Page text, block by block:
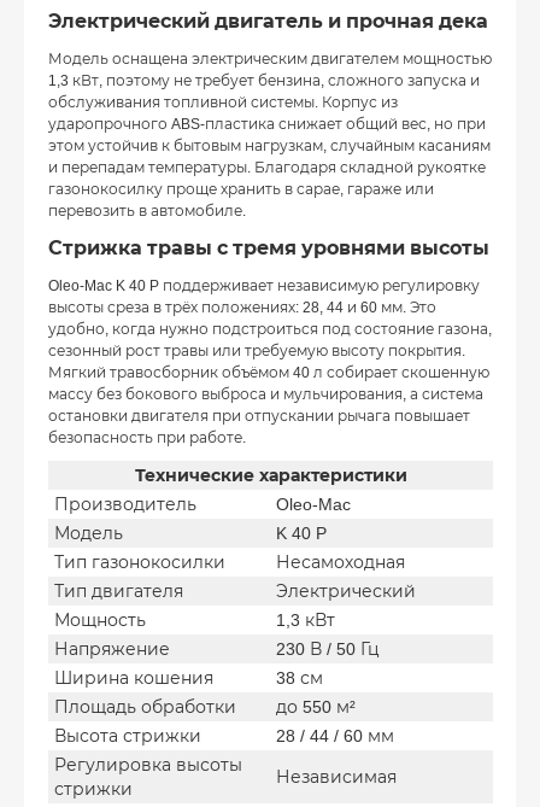
Электрический двигатель и прочная дека
Модель оснащена электрическим двигателем мощностью
1,3 кВт, поэтому не требует бензина, сложного запуска и
обслуживания топливной системы. Корпус из
ударопрочного ABS-пластика снижает общий вес, но при
этом устойчив к бытовым нагрузкам, случайным касаниям
и перепадам температуры. Благодаря складной рукоятке
газонокосилку проще хранить в сарае, гараже или
перевозить в автомобиле.
Стрижка травы с тремя уровнями высоты
Oleo-Mac K 40 P поддерживает независимую регулировку
высоты среза в трёх положениях: 28, 44 и 60 мм. Это
удобно, когда нужно подстроиться под состояние газона,
сезонный рост травы или требуемую высоту покрытия.
Мягкий травосборник объёмом 40 л собирает скошенную
массу без бокового выброса и мульчирования, а система
остановки двигателя при отпускании рычага повышает
безопасность при работе.
Технические характеристики
Производитель
Oleo-Mac
Модель
K 40 P
Тип газонокосилки
Несамоходная
Тип двигателя
Электрический
Мощность
1,3 кВт
Напряжение
230 В / 50 Гц
Ширина кошения
38 см
Площадь обработки
до 550 м²
Высота стрижки
28 / 44 / 60 мм
Регулировка высоты
стрижки
Независимая